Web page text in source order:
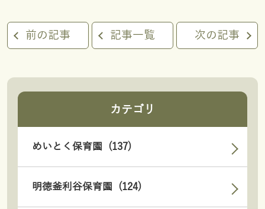
前の記事 記事一覧 次の記事
カテゴリ
めいとく保育園 (137)
明徳釜利谷保育園 (124)